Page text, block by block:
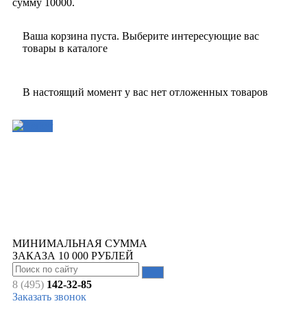
сумму 10000.
Ваша корзина пуста. Выберите интересующие вас
товары в каталоге
В настоящий момент у вас нет отложенных товаров
МИНИМАЛЬНАЯ СУММА
ЗАКАЗА 10 000 РУБЛЕЙ
8 (495) 142-32-85
Заказать звонок